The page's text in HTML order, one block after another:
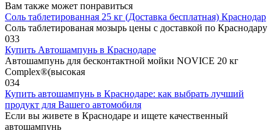
Вам также может понравиться
Соль таблетированная 25 кг (Доставка бесплатная) Краснодар
Соль таблетированая мозырь цены с доставкой по Краснодару
033
Купить Автошампунь в Краснодаре
Автошампунь для бесконтактной мойки NOVICE 20 кг
Complex®(высокая
034
Купить автошампунь в Краснодаре: как выбрать лучший
продукт для Вашего автомобиля
Если вы живете в Краснодаре и ищете качественный
автошампунь